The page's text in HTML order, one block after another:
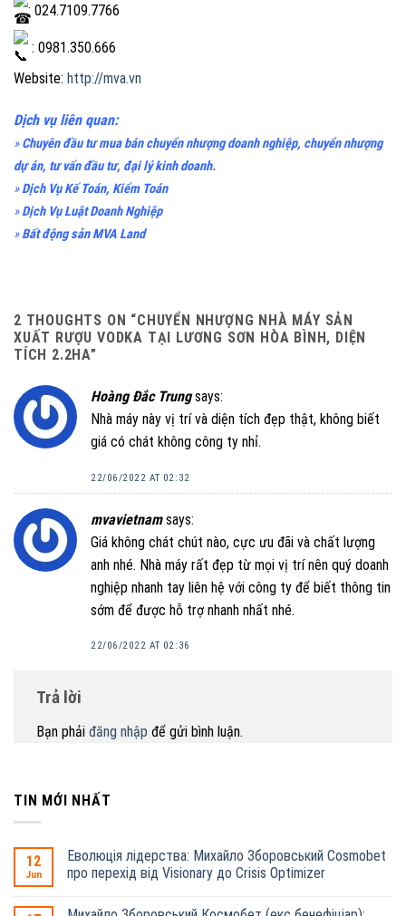
: 024.7109.7766
: 0981.350.666
Website: http://mva.vn
Dịch vụ liên quan:
»Chuyên đầu tư mua bán chuyển nhượng doanh nghiệp, chuyển nhượng
dự án, tư vấn đầu tư, đại lý kinh doanh.
»Dịch Vụ Kế Toán, Kiểm Toán
»Dịch Vụ Luật Doanh Nghiệp
»Bất động sản MVA Land
2 THOUGHTS ON “CHUYỂN NHƯỢNG NHÀ MÁY SẢN
XUẤT RƯỢU VODKA TẠI LƯƠNG SƠN HÒA BÌNH, DIỆN
TÍCH 2.2HA”
Hoàng Đắc Trung says:
Nhà máy này vị trí và diện tích đẹp thật, không biết
giá có chát không công ty nhỉ.
22/06/2022 AT 02:32
mvavietnam says:
Giá không chát chút nào, cực ưu đãi và chất lượng
anh nhé. Nhà máy rất đẹp từ mọi vị trí nên quý doanh
nghiệp nhanh tay liên hệ với công ty để biết thông tin
sớm để được hỗ trợ nhanh nhất nhé.
22/06/2022 AT 02:36
Trả lời
Bạn phải đăng nhập để gửi bình luận.
TIN MỚI NHẤT
12
Jun
Еволюція лідерства: Михайло Зборовський Cosmobet
про перехід від Visionary до Crisis Optimizer